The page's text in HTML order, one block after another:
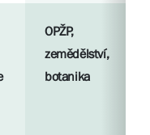
OPŽP,
zemědělství,
botanika